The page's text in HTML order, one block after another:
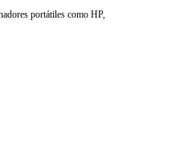
portátiles como HP,